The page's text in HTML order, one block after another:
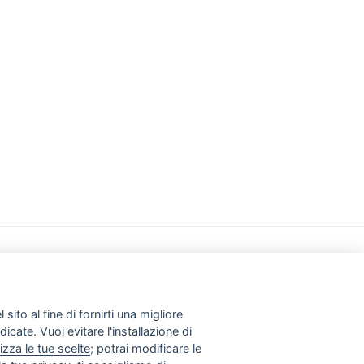
Roma
sito al fine di fornirti una migliore
Vuoi evitare l'installazione di
le tue scelte; potrai modificare le